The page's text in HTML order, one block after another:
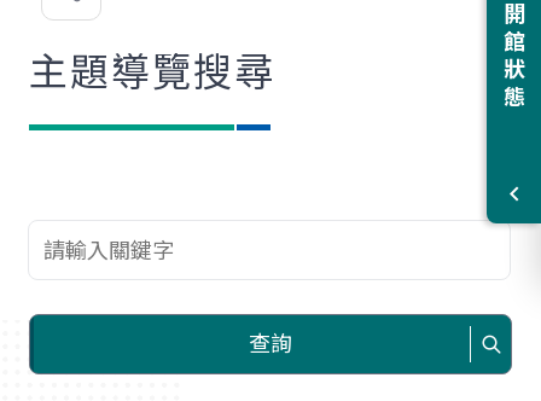
開館狀態
歡
主題導覽搜尋
查詢關鍵字
查詢